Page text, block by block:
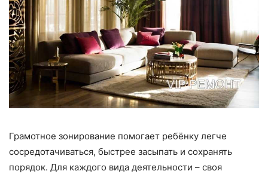
Грамотное зонирование помогает ребёнку легче
сосредотачиваться, быстрее засыпать и сохранять
порядок. Для каждого вида деятельности – своя